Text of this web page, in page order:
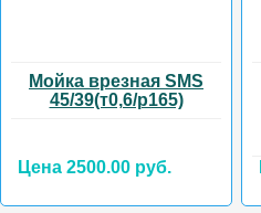
Мойка врезная SMS
45/39(т0,6/р165)
Цена 2500.00 руб.